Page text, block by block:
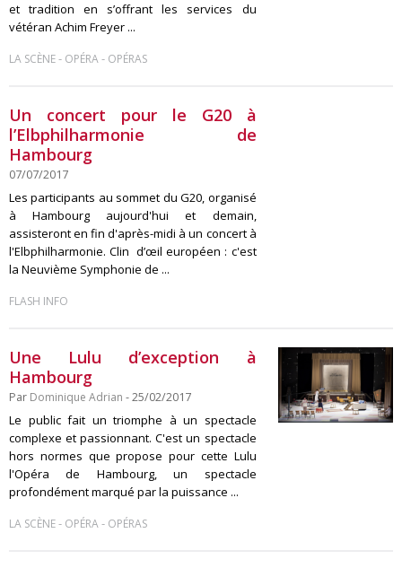
et tradition en s’offrant les services du
vétéran Achim Freyer ...
LA SCÈNE- OPÉRA- OPÉRAS
Un concert pour le G20 à
l’Elbphilharmonie de
Hambourg
07/07/2017
Les participants au sommet du G20, organisé
à Hambourg aujourd'hui et demain,
assisteront en fin d'après-midi à un concert à
l'Elbphilharmonie. Clin d’œil européen : c'est
la Neuvième Symphonie de ...
FLASH INFO
Une Lulu d’exception à
Hambourg
Par Dominique Adrian - 25/02/2017
Le public fait un triomphe à un spectacle
complexe et passionnant. C'est un spectacle
hors normes que propose pour cette Lulu
l'Opéra de Hambourg, un spectacle
profondément marqué par la puissance ...
LA SCÈNE- OPÉRA- OPÉRAS